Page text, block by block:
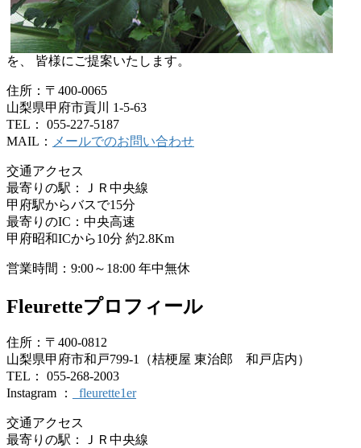
を、 皆様にご提案いたします。
住所：〒400-0065
山梨県甲府市貢川 1-5-63
TEL： 055-227-5187
MAIL：
メールでのお問い合わせ
交通アクセス
最寄りの駅：ＪＲ中央線
甲府駅からバスで15分
最寄りのIC：中央高速
甲府昭和ICから10分 約2.8Km
営業時間：9:00～18:00 年中無休
Fleuretteプロフィール
住所：〒400-0812
山梨県甲府市和戸799-1（桔梗屋 東治郎 和戸店内）
TEL： 055-268-2003
Instagram ：
_fleurette1er
交通アクセス
最寄りの駅：ＪＲ中央線